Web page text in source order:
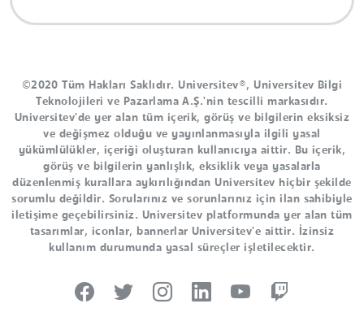
©2020 Tüm Hakları Saklıdır. Universitev®, Universitev Bilgi
Teknolojileri ve Pazarlama A.Ş.'nin tescilli markasıdır.
Universitev'de yer alan tüm içerik, görüş ve bilgilerin eksiksiz
ve değişmez olduğu ve yayınlanmasıyla ilgili yasal
yükümlülükler, içeriği oluşturan kullanıcıya aittir. Bu içerik,
görüş ve bilgilerin yanlışlık, eksiklik veya yasalarla
düzenlenmiş kurallara aykırılığından Universitev hiçbir şekilde
sorumlu değildir. Sorularınız ve sorunlarınız için ilan sahibiyle
iletişime geçebilirsiniz. Universitev platformunda yer alan tüm
tasarımlar, iconlar, bannerlar Universitev'e aittir. İzinsiz
kullanım durumunda yasal süreçler işletilecektir.